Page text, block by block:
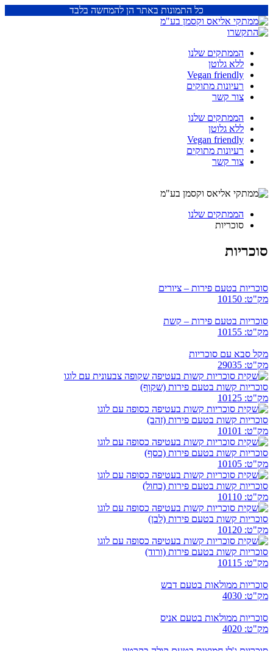
כל התמונות באתר הן להמחשה בלבד
הממתקים שלנו
ללא גלוטן
Vegan friendly
רעיונות מתוקים
צור קשר
הממתקים שלנו
ללא גלוטן
Vegan friendly
רעיונות מתוקים
צור קשר
הממתקים שלנו
סוכריות
סוכריות
סוכריות בטעם פירות – ציורים
מק"ט: 10150
סוכריות בטעם פירות – קשת
מק"ט: 10155
מקל סבא עם סוכריות
מק"ט: 29035
סוכריות קשות בטעם פירות (שקוף)
מק"ט: 10125
סוכריות קשות בטעם פירות (זהב)
מק"ט: 10101
סוכריות קשות בטעם פירות (כסף)
מק"ט: 10105
סוכריות קשות בטעם פירות (כחול)
מק"ט: 10110
סוכריות קשות בטעם פירות (לבן)
מק"ט: 10120
סוכריות קשות בטעם פירות (ורוד)
מק"ט: 10115
סוכריות ממולאות בטעם דבש
מק"ט: 4030
סוכריות ממולאות בטעם אניס
מק"ט: 4020